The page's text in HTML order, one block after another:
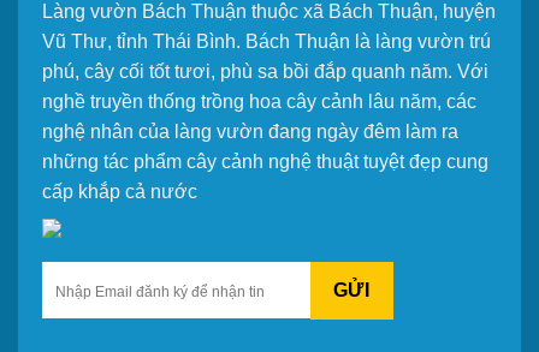
Làng vườn Bách Thuận thuộc xã Bách Thuận, huyện
Vũ Thư, tỉnh Thái Bình. Bách Thuận là làng vườn trú
phú, cây cối tốt tươi, phù sa bồi đắp quanh năm. Với
nghề truyền thống trồng hoa cây cảnh lâu năm, các
nghệ nhân của làng vườn đang ngày đêm làm ra
những tác phẩm cây cảnh nghệ thuật tuyệt đẹp cung
cấp khắp cả nước
GỬI